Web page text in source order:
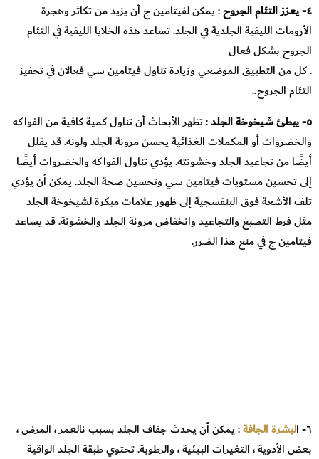
٤- يعزز التئام الجروح
: يمكن لفيتامين ج أن يزيد من تكاثر وهجرة
الأرومات الليفية الجلدية في الجلد. تساعد هذه الخلايا الليفية في التئام
الجروح بشكل فعال
. كل من التطبيق الموضعي وزيادة تناول فيتامين سي فعالان في تحفيز
التئام الجروح..
٥- يبطئ شيخوخة الجلد
: تظهر الأبحاث أن تناول كمية كافية من الفواكه
والخضروات أو المكملات الغذائية يحسن مرونة الجلد ولونه. قد يقلل
أيضًا من تجاعيد الجلد وخشونته. يؤدي تناول الفواكه والخضروات أيضًا
إلى تحسين مستويات فيتامين سي وتحسين صحة الجلد. يمكن أن يؤدي
تلف الأشعة فوق البنفسجية إلى ظهور علامات مبكرة لشيخوخة الجلد
مثل فرط التصبغ والتجاعيد وانخفاض مرونة الجلد والخشونة. قد يساعد
فيتامين ج في منع هذا الضرر.
٦- ا لبشرة الجافة: يمكن أن يحدث جفاف الجلد بسبب نالعمر ، المرض ،
بعض الأدوية ، التغيرات البيئية ، والرطوبة. تحتوي طبقة الجلد الواقية